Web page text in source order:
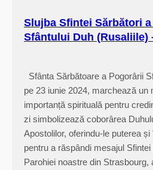
Slujba Sfintei Sărbători
Sfântului Duh (Rusaliile)
Sfânta Sărbătoare a Pogorârii
pe 23 iunie 2024, marchează un
importanță spirituală pentru
zi simbolizează coborârea
Apostolilor, oferindu-le puterea
pentru a răspândi mesajul
Parohiei noastre din Strasbourg,